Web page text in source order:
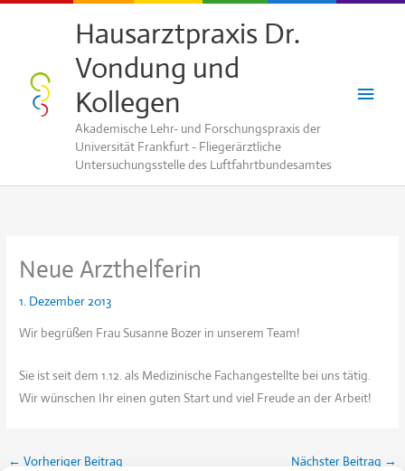
Hausarztpraxis Dr.
Vondung und
Kollegen
Akademische Lehr- und Forschungspraxis der
Universität Frankfurt - Fliegerärztliche
Untersuchungsstelle des Luftfahrtbundesamtes
Neue Arzthelferin
1. Dezember 2013
Wir begrüßen Frau Susanne Bozer in unserem Team!
Sie ist seit dem 1.12. als Medizinische Fachangestellte bei uns tätig.
Wir wünschen Ihr einen guten Start und viel Freude an der Arbeit!
← Vorheriger Beitrag Nächster Beitrag →